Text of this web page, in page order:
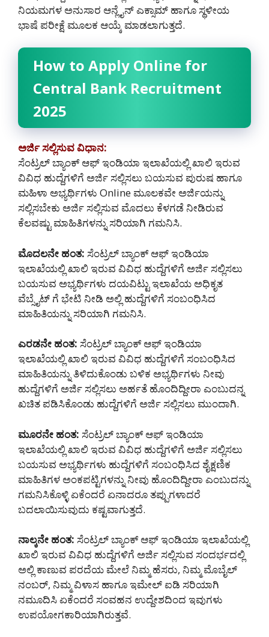
ನಿಯಮಗಳ ಅನುಸಾರ ಆನ್ಲೈನ್ ಎಕ್ಸಾಮ್ ಹಾಗೂ ಸ್ಥಳೀಯ
ಭಾಷೆ ಪರೀಕ್ಷೆ ಮೂಲಕ ಆಯ್ಕೆ ಮಾಡಲಾಗುತ್ತದೆ.
How to Apply Online for
Central Bank Recruitment
2025
ಅರ್ಜಿ ಸಲ್ಲಿಸುವ ವಿಧಾನ:
ಸೆಂಟ್ರಲ್ ಬ್ಯಾಂಕ್ ಆಫ್ ಇಂಡಿಯಾ ಇಲಾಖೆಯಲ್ಲಿ ಖಾಲಿ ಇರುವ
ವಿವಿಧ ಹುದ್ದೆಗಳಿಗೆ ಅರ್ಜಿ ಸಲ್ಲಿಸಲು ಬಯಸುವ ಪುರುಷ ಹಾಗೂ
ಮಹಿಳಾ ಅಭ್ಯರ್ಥಿಗಳು Online ಮೂಲಕವೇ ಅರ್ಜಿಯನ್ನು
ಸಲ್ಲಿಸಬೇಕು ಅರ್ಜಿ ಸಲ್ಲಿಸುವ ಮೊದಲು ಕೆಳಗಡೆ ನೀಡಿರುವ
ಕೆಲವಷ್ಟು ಮಾಹಿತಿಗಳನ್ನು ಸರಿಯಾಗಿ ಗಮನಿಸಿ.
ಮೊದಲನೇ ಹಂತ: ಸೆಂಟ್ರಲ್ ಬ್ಯಾಂಕ್ ಆಫ್ ಇಂಡಿಯಾ
ಇಲಾಖೆಯಲ್ಲಿ ಖಾಲಿ ಇರುವ ವಿವಿಧ ಹುದ್ದೆಗಳಿಗೆ ಅರ್ಜಿ ಸಲ್ಲಿಸಲು
ಬಯಸುವ ಅಭ್ಯರ್ಥಿಗಳು ದಯವಿಟ್ಟು ಇಲಾಖೆಯ ಅಧಿಕೃತ
ವೆಬ್ಸೈಟ್ ಗೆ ಭೇಟಿ ನೀಡಿ ಅಲ್ಲಿ ಹುದ್ದೆಗಳಿಗೆ ಸಂಬಂಧಿಸಿದ
ಮಾಹಿತಿಯನ್ನು ಸರಿಯಾಗಿ ಗಮನಿಸಿ.
ಎರಡನೇ ಹಂತ: ಸೆಂಟ್ರಲ್ ಬ್ಯಾಂಕ್ ಆಫ್ ಇಂಡಿಯಾ
ಇಲಾಖೆಯಲ್ಲಿ ಖಾಲಿ ಇರುವ ವಿವಿಧ ಹುದ್ದೆಗಳಿಗೆ ಸಂಬಂಧಿಸಿದ
ಮಾಹಿತಿಯನ್ನು ತಿಳಿದುಕೊಂಡು ಬಳಿಕ ಅಭ್ಯರ್ಥಿಗಳು ನೀವು
ಹುದ್ದೆಗಳಿಗೆ ಅರ್ಜಿ ಸಲ್ಲಿಸಲು ಅರ್ಹತೆ ಹೊಂದಿದ್ದೀರಾ ಎಂಬುದನ್ನ
ಖಚಿತ ಪಡಿಸಿಕೊಂಡು ಹುದ್ದೆಗಳಿಗೆ ಅರ್ಜಿ ಸಲ್ಲಿಸಲು ಮುಂದಾಗಿ.
ಮೂರನೇ ಹಂತ: ಸೆಂಟ್ರಲ್ ಬ್ಯಾಂಕ್ ಆಫ್ ಇಂಡಿಯಾ
ಇಲಾಖೆಯಲ್ಲಿ ಖಾಲಿ ಇರುವ ವಿವಿಧ ಹುದ್ದೆಗಳಿಗೆ ಅರ್ಜಿ ಸಲ್ಲಿಸಲು
ಬಯಸುವ ಅಭ್ಯರ್ಥಿಗಳು ಹುದ್ದೆಗಳಿಗೆ ಸಂಬಂಧಿಸಿದ ಶೈಕ್ಷಣಿಕ
ಮಾಹಿತಿಗಳ ಅಂಕಪಟ್ಟಿಗಳನ್ನು ನೀವು ಹೊಂದಿದ್ದೀರಾ ಎಂಬುದನ್ನು
ಗಮನಿಸಿಕೊಳ್ಳಿ ಏಕೆಂದರೆ ಏನಾದರೂ ತಪ್ಪುಗಳಾದರೆ
ಬದಲಾಯಿಸುವುದು ಕಷ್ಟವಾಗುತ್ತದೆ.
ನಾಲ್ಕನೇ ಹಂತ: ಸೆಂಟ್ರಲ್ ಬ್ಯಾಂಕ್ ಆಫ್ ಇಂಡಿಯಾ ಇಲಾಖೆಯಲ್ಲಿ
ಖಾಲಿ ಇರುವ ವಿವಿಧ ಹುದ್ದೆಗಳಿಗೆ ಅರ್ಜಿ ಸಲ್ಲಿಸುವ ಸಂದರ್ಭದಲ್ಲಿ
ಅಲ್ಲಿ ಕಾಣುವ ಪರದೆಯ ಮೇಲೆ ನಿಮ್ಮ ಹೆಸರು, ನಿಮ್ಮ ಮೊಬೈಲ್
ನಂಬರ್, ನಿಮ್ಮ ವಿಳಾಸ ಹಾಗೂ ಇಮೇಲ್ ಐಡಿ ಸರಿಯಾಗಿ
ನಮೂದಿಸಿ ಏಕೆಂದರೆ ಸಂವಹನ ಉದ್ದೇಶದಿಂದ ಇವುಗಳು
ಉಪಯೋಗಕಾರಿಯಾಗಿರುತ್ತವೆ.